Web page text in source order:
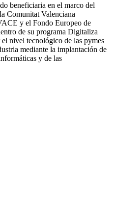
beneficiaria en el marco del
Comunitat Valenciana
y el Fondo Europeo de
de su programa Digitaliza
nivel tecnológico de las pymes
mediante la implantación de
y de las